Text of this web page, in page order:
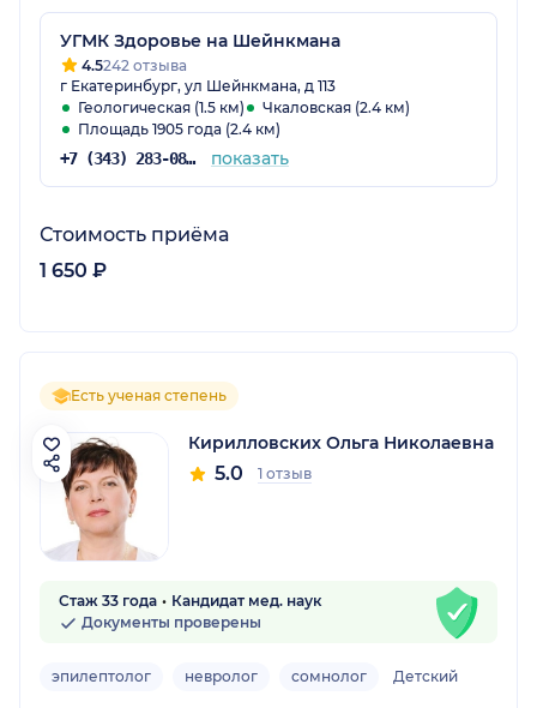
УГМК Здоровье на Шейнкмана
4.5242 отзыва
г Екатеринбург, ул Шейнкмана, д 113
Геологическая (1.5 км)
Чкаловская (2.4 км)
Площадь 1905 года (2.4 км)
+7 (343) 283-08-08 показать
Стоимость приёма
1 650 ₽
Есть ученая степень
Кирилловских Ольга Николаевна
5.0 1 отзыв
Стаж 33 года
Кандидат мед. наук
Документы проверены
эпилептолог невролог сомнолог Детский